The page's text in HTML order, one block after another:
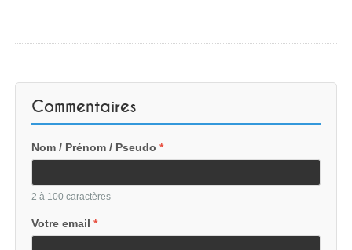
Commentaires
Nom / Prénom / Pseudo*
2 à 100 caractères
Votre email*